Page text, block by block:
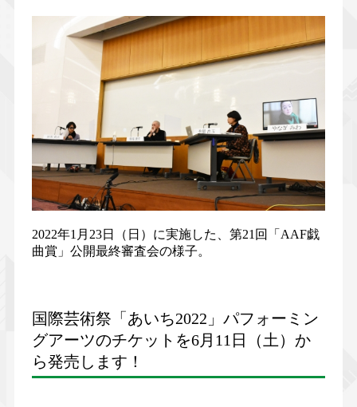
2022年1月23日（日）に実施した、第21回「AAF戯
曲賞」公開最終審査会の様子。
国際芸術祭「あいち2022」パフォーミン
グアーツのチケットを6月11日（土）か
ら発売します！